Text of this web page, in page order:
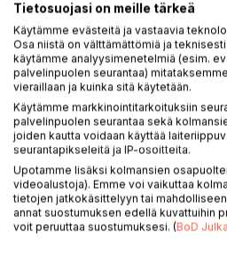
Kesäkuussa 2019 ambulanssi
liikuntakyvyttömän Pauli Löijan
löydettiin selkärangasta syövän
myöhemmin paljastui diagnoosi:
parantumaton plasmasolusyöpä.
Rankat syöpähoidot aloitettiin heti
kantasolusiirto, minkä jälkeen
ei lupaillut moniakaan elinvuosia,
positiivinen asenne on kantanut
kerrallaan.
Paulin tarina on kertomus
Tietosuojasi on meille tärkeä
Käytämme evästeitä ja vastaavia
Osa niistä on välttämättömiä ja
käytämme analyysimenetelmiä (esim.
palvelinpuolen seurantaa)
vieraillaan ja kuinka sitä käytetään.
Käytämme markkinointitarkoituksiin
palvelinpuolen seurantaa sekä
joiden kautta voidaan käyttää
seurantapikseleitä ja IP-osoitteita.
Upotamme lisäksi kolmansien
videoalustoja). Emme voi vaikuttaa
tietojen jatkokäsittelyyn tai
annat suostumuksen edellä kuvattuihin
voit peruuttaa suostumuksesi. (BoD